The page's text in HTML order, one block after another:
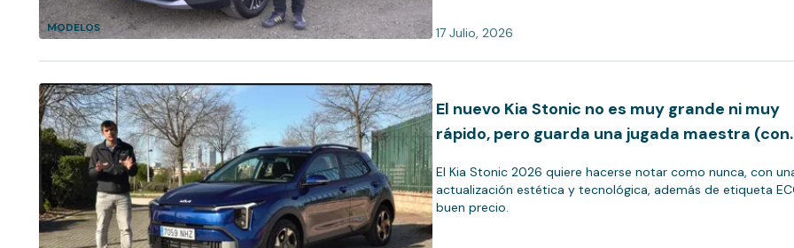
MODELOS 17 Julio, 2026
El nuevo Kia Stonic no es muy grande ni muy
rápido, pero guarda una jugada maestra (con
El Kia Stonic 2026 quiere hacerse notar como nunca, con
actualización estética y tecnológica, además de etiqueta
buen precio.